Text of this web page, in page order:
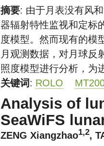
摘要: 由于月表没有风
器辐射特性监视和定标
度模型。然而现有的模
月观测数据，对月球反
照度模型进行分析，为
关键词: ROLO
Analysis of
SeaWiFS
ZENG Xiangzhao1,2,